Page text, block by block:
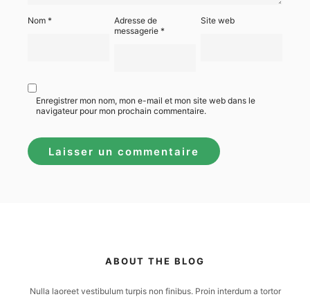
Nom *
Adresse de
messagerie*
Site web
Enregistrer mon nom, mon e-mail et mon site web dans le
navigateur pour mon prochain commentaire.
ABOUT THE BLOG
Nulla laoreet vestibulum turpis non finibus. Proin interdum a tortor